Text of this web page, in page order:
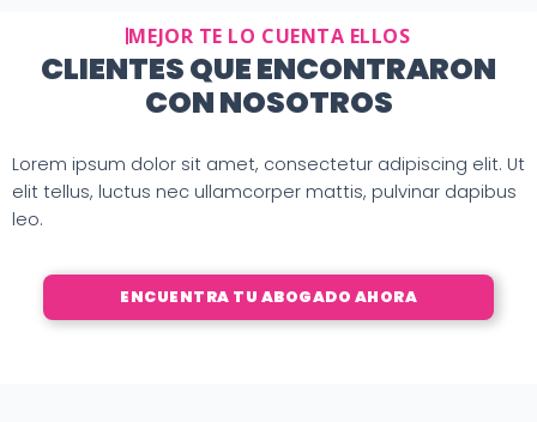
MEJOR TE LO CUENTA ELLOS
CLIENTES QUE ENCONTRARON
CON NOSOTROS
Lorem ipsum dolor sit amet, consectetur adipiscing elit. Ut
elit tellus, luctus nec ullamcorper mattis, pulvinar dapibus
leo.
ENCUENTRA TU ABOGADO AHORA